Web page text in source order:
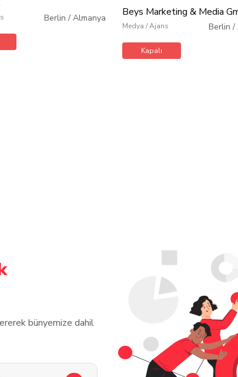
Berlin / Almanya Beys Marketing & Media
Medya / Ajans Berlin /
Kapalı
bünyemize dahil